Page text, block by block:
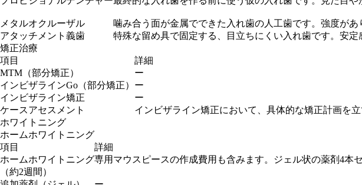
メタルオクルーザル
噛み合う面が金属でできた入れ歯の人工歯です。強度が
アタッチメント義歯
特殊な留め具で固定する、目立ちにくい入れ歯です。安
矯正治療
項目
詳細
MTM（部分矯正）
ー
インビザラインGo（部分矯正） ー
インビザライン矯正
ー
ケースアセスメント
インビザライン矯正において、具体的な矯正計画を
ホワイトニング
ホームホワイトニング
項目
詳細
ホームホワイトニング
（約2週間）
専用マウスピースの作成費用も含みます。ジェル状の薬剤4本